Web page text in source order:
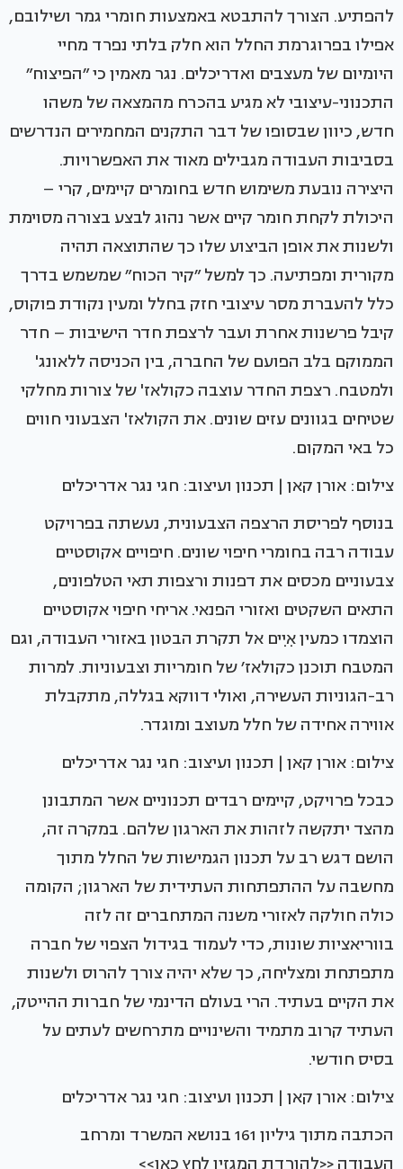
להפתיע. הצורך להתבטא באמצעות חומרי גמר ושילובם,
אפילו בפרוגרמת החלל הוא חלק בלתי נפרד מחיי
היומיום של מעצבים ואדריכלים. נגר מאמין כי ״הפיצוח״
התכנוני-עיצובי לא מגיע בהכרח מהמצאה של משהו
חדש, כיוון שבסופו של דבר התקנים המחמירים הנדרשים
בסביבות העבודה מגבילים מאוד את האפשרויות.
היצירה נובעת משימוש חדש בחומרים קיימים, קרי –
היכולת לקחת חומר קיים אשר נהוג לבצע בצורה מסוימת
ולשנות את אופן הביצוע שלו כך שהתוצאה תהיה
מקורית ומפתיעה. כך למשל ״קיר הכוח״ שמשמש בדרך
כלל להעברת מסר עיצובי חזק בחלל ומעין נקודת פוקוס,
קיבל פרשנות אחרת ועבר לרצפת חדר הישיבות – חדר
הממוקם בלב הפועם של החברה, בין הכניסה ללאונג'
ולמטבח. רצפת החדר עוצבה כקולאז' של צורות מחלקי
שטיחים בגוונים עזים שונים. את הקולאז' הצבעוני חווים
כל באי המקום.
צילום: אורן קאן | תכנון ועיצוב: חגי נגר אדריכלים
בנוסף לפריסת הרצפה הצבעונית, נעשתה בפרויקט
עבודה רבה בחומרי חיפוי שונים. חיפויים אקוסטיים
צבעוניים מכסים את דפנות ורצפות תאי הטלפונים,
התאים השקטים ואזורי הפנאי. אריחי חיפוי אקוסטיים
הוצמדו כמעין אִיִים אל תקרת הבטון באזורי העבודה, וגם
המטבח תוכנן כקולאז׳ של חומריות וצבעוניות. למרות
רב-הגוניות העשירה, ואולי דווקא בגללה, מתקבלת
אווירה אחידה של חלל מעוצב ומוגדר.
צילום: אורן קאן | תכנון ועיצוב: חגי נגר אדריכלים
כבכל פרויקט, קיימים רבדים תכנוניים אשר המתבונן
מהצד יתקשה לזהות את הארגון שלהם. במקרה זה,
הושם דגש רב על תכנון הגמישות של החלל מתוך
מחשבה על ההתפתחות העתידית של הארגון; הקומה
כולה חולקה לאזורי משנה המתחברים זה לזה
בווריאציות שונות, כדי לעמוד בגידול הצפוי של חברה
מתפתחת ומצליחה, כך שלא יהיה צורך להרוס ולשנות
את הקיים בעתיד. הרי בעולם הדינמי של חברות ההייטק,
העתיד קרוב מתמיד והשינויים מתרחשים לעתים על
בסיס חודשי.
צילום: אורן קאן | תכנון ועיצוב: חגי נגר אדריכלים
הכתבה מתוך גיליון 161 בנושא המשרד ומרחב
העבודה <<להורדת המגזין לחץ כאן>>